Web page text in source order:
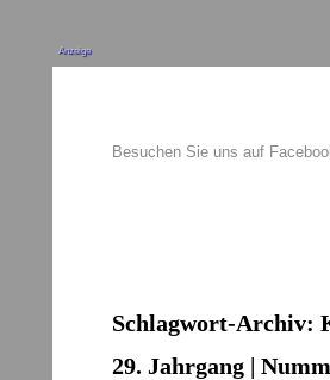
Anzeige
Besuchen Sie uns auf
Schlagwort-Archiv:
29. Jahrgang |